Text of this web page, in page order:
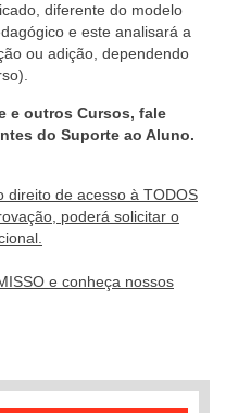
diferente do modelo
e este analisará a
ou adição, dependendo
e outros Cursos, fale
do Suporte ao Aluno.
direito de acesso à TODOS
poderá solicitar o
e conheça nossos